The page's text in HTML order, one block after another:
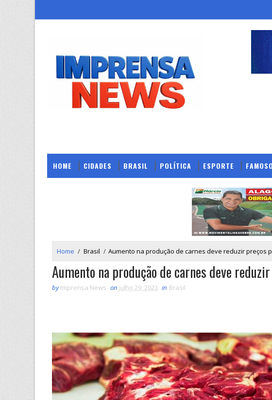
HOME CIDADES BRASIL POLÍTICA ESPORTE
Home / Brasil / Aumento na produção de carnes deve reduzir preços
Aumento na produção de carnes deve
by Imprensa News on julho 29, 2023 in Brasil